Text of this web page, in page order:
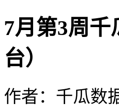
7月第3周
台）
作者：千瓜数